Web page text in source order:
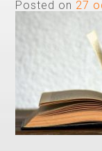
Posted on 27